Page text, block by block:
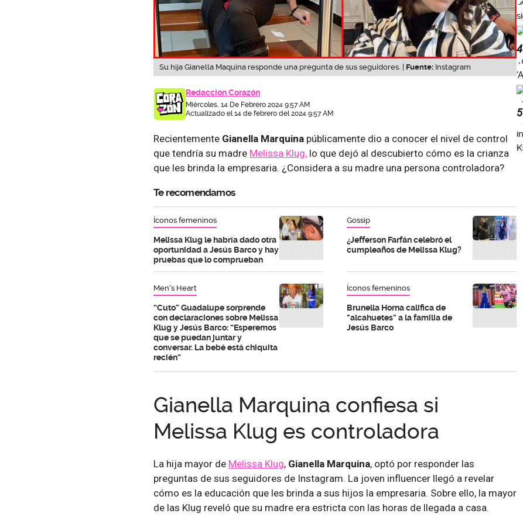
Su hija Gianella Maquina responde una pregunta de sus seguidores. | Fuente: Instagram
Redacción Corazón
Miércoles, 14 De Febrero 2024 9:57 AM
Actualizado el 14 de febrero del 2024 9:57 AM
Recientemente Gianella Marquina públicamente dio a conocer el nivel de control
que tendría su madre Melissa Klug, lo que dejó al descubierto cómo es la crianza
que les brinda la empresaria. ¿Considera a su madre una persona controladora?
Te recomendamos
Íconos femeninos
Melissa Klug le habría dado otra
oportunidad a Jesús Barco y hay
pruebas que lo comprueban
Gossip
¿Jefferson Farfán celebró el
cumpleaños de Melissa Klug?
Men's Heart
“Cuto” Guadalupe sorprende
con declaraciones sobre Melissa
Klug y Jesús Barco: “Esperemos
que se puedan juntar y
conversar. La bebé está chiquita
recién”
Íconos femeninos
Brunella Horna califica de
"alcahuetes" a la familia de
Jesús Barco
Gianella Marquina confiesa si
Melissa Klug es controladora
La hija mayor de Melissa Klug, Gianella Marquina, optó por responder las
preguntas de sus seguidores de Instagram. La joven influencer llegó a revelar
cómo es la educación que les brinda a sus hijos la empresaria. Sobre ello, la mayor
de las Klug reveló que su madre era estricta con las horas de llegada a casa.
4
5